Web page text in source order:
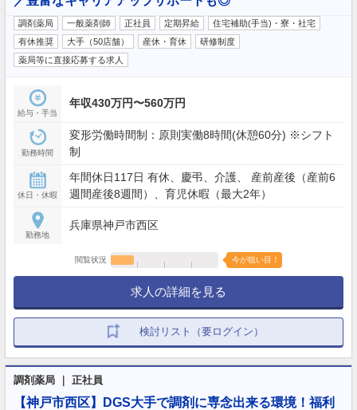
調剤薬局 一般薬剤師 正社員 定期昇給
住宅補助(手当)・寮・社宅
有休推奨
大手（50店舗） 産休・育休
研修制度
薬局等に直接応募する求人
給与・手当
年収430万円〜560万円
勤務時間
変形労働時間制：原則実働8時間(休憩60分) ※シフト
制
休日・休暇
年間休日117日 有休、慶弔、介護、 産前産後（産前6
週間産後8週間）、育児休暇（最大2年）
勤務地
兵庫県神戸市西区
閲覧状況 今が狙い目！
求人の詳細を見る
検討リスト（要ログイン）
調剤薬局 ｜ 正社員
【神戸市西区】DGS大手で調剤に専念出来る環境！福利